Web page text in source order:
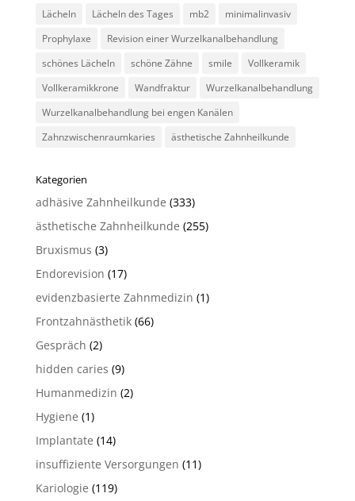
Lächeln
Lächeln des Tages mb2
minimalinvasiv
Prophylaxe
Revision einer Wurzelkanalbehandlung
schönes Lächeln
schöne Zähne smile
Vollkeramik
Vollkeramikkrone
Wandfraktur
Wurzelkanalbehandlung
Wurzelkanalbehandlung bei engen Kanälen
Zahnzwischenraumkaries
ästhetische Zahnheilkunde
Kategorien
adhäsive Zahnheilkunde (333)
ästhetische Zahnheilkunde (255)
Bruxismus (3)
Endorevision (17)
evidenzbasierte Zahnmedizin (1)
Frontzahnästhetik(66)
Gespräch (2)
hidden caries (9)
Humanmedizin (2)
Hygiene (1)
Implantate (14)
insuffiziente Versorgungen (11)
Kariologie (119)